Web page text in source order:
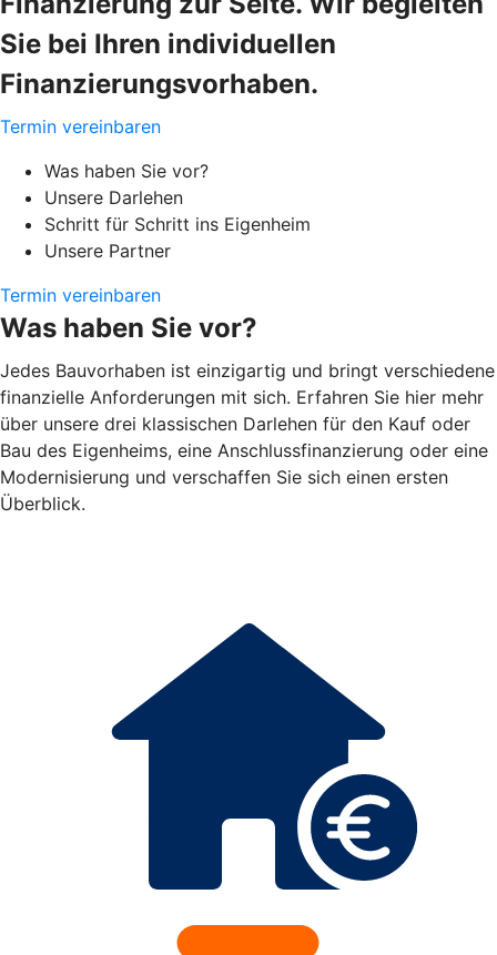
Sie bei Ihren individuellen
Finanzierungsvorhaben.
Termin vereinbaren
Was haben Sie vor?
Unsere Darlehen
Schritt für Schritt ins Eigenheim
Unsere Partner
Termin vereinbaren
Was haben Sie vor?
Jedes Bauvorhaben ist einzigartig und bringt verschiedene
finanzielle Anforderungen mit sich. Erfahren Sie hier mehr
über unsere drei klassischen Darlehen für den Kauf oder
Bau des Eigenheims, eine Anschlussfinanzierung oder eine
Modernisierung und verschaffen Sie sich einen ersten
Überblick.